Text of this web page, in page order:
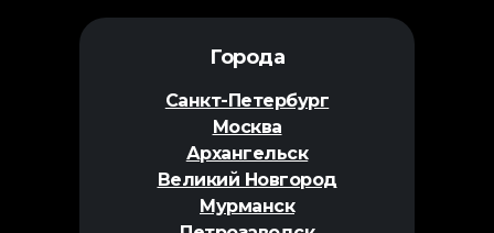
Города
Санкт-Петербург
Москва
Архангельск
Великий Новгород
Мурманск